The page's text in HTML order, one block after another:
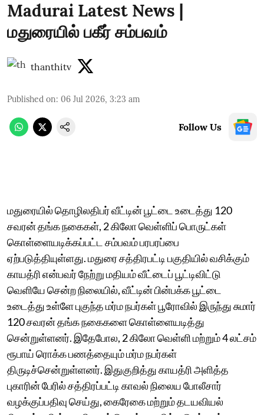
Madurai Latest News |
மதுரையில் பகீர் சம்பவம்
thanthitv
Published on: 06 Jul 2026, 3:23 am
Follow Us
மதுரையில் தொழிலதிபர் வீட்டின் பூட்டை உடைத்து 120
சவரன் தங்க நகைகள், 2 கிலோ வெள்ளிப் பொருட்கள்
கொள்ளையடிக்கப்பட்ட சம்பவம் பரபரப்பை
ஏற்படுத்தியுள்ளது. மதுரை சத்திரபட்டி பகுதியில் வசிக்கும்
காயத்ரி என்பவர் நேற்று மதியம் வீட்டைப் பூட்டிவிட்டு
வெளியே சென்ற நிலையில், வீட்டின் பின்பக்க பூட்டை
உடைத்து உள்ளே புகுந்த மர்ம நபர்கள் பூரோவில் இருந்து சுமார்
120 சவரன் தங்க நகைகளை கொள்ளையடித்து
சென்றுள்ளனர். இதேபோல, 2 கிலோ வெள்ளி மற்றும் 4 லட்சம்
ரூபாய் ரொக்க பணத்தையும் மர்ம நபர்கள்
திருடிச்சென்றுள்ளனர். இதுகுறித்து காயத்ரி அளித்த
புகாரின் பேரில் சத்திரப்பட்டி காவல் நிலைய போலீசார்
வழக்குப்பதிவு செய்து, கைரேகை மற்றும் தடயவியல்